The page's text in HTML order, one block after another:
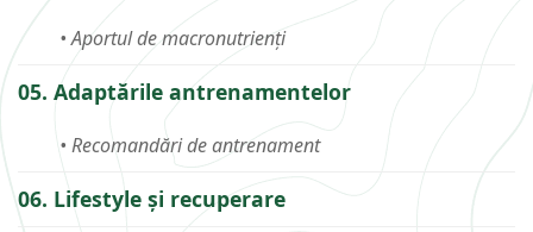
• Aportul de macronutrienți
05. Adaptările antrenamentelor
• Recomandări de antrenament
06. Lifestyle și recuperare